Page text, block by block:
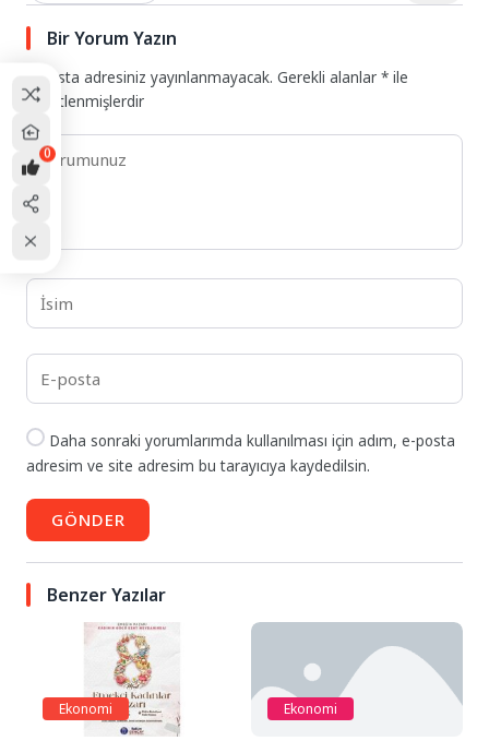
Bir Yorum Yazın
E-posta adresiniz yayınlanmayacak. Gerekli alanlar* ile
işaretlenmişlerdir
Daha sonraki yorumlarımda kullanılması için adım, e-posta
adresim ve site adresim bu tarayıcıya kaydedilsin.
GÖNDER
Benzer Yazılar
Ekonomi Ekonomi
0